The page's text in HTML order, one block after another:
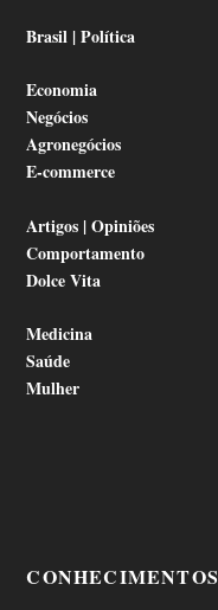
Brasil | Política
Economia
Negócios
Agronegócios
E-commerce
Artigos | Opiniões
Comportamento
Dolce Vita
Medicina
Saúde
Mulher
CONHECIMENTOS